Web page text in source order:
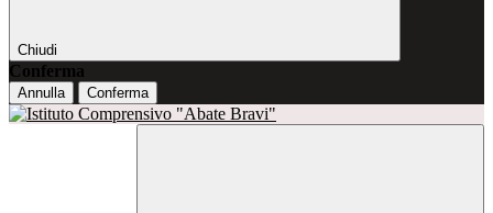
Chiudi
Conferma
Annulla Conferma